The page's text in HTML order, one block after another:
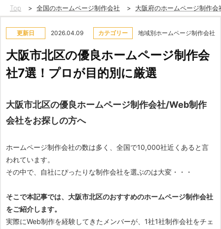
Top > 全国のホームページ制作会社 > 大阪府のホームページ制作会
更新日 2026.04.09 カテゴリー 地域別ホームページ制作会社
大阪市北区の優良ホームページ制作会
社7選！プロが目的別に厳選
大阪市北区の優良ホームページ制作会社/Web制作
会社をお探しの方へ
ホームページ制作会社の数は多く、全国で10,000社近くあると言
われています。
その中で、自社にぴったりな制作会社を選ぶのは大変・・・
そこで本記事では、大阪市北区のおすすめのホームページ制作会社
をご紹介します。
実際にWeb制作を経験してきたメンバーが、1社1社制作会社をチェ